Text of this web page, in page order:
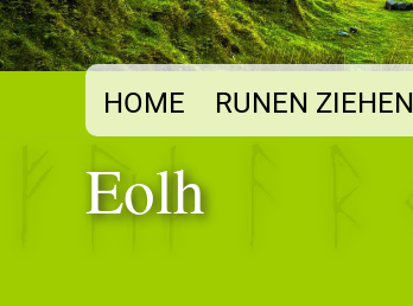
HOME RUNEN ZIEHEN
Eolh